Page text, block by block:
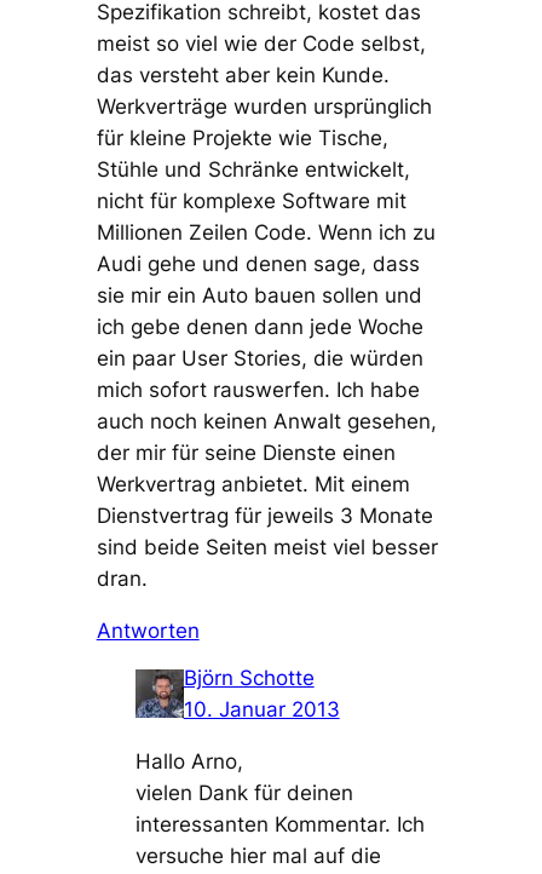
Spezifikation schreibt, kostet das
meist so viel wie der Code selbst,
das versteht aber kein Kunde.
Werkverträge wurden ursprünglich
für kleine Projekte wie Tische,
Stühle und Schränke entwickelt,
nicht für komplexe Software mit
Millionen Zeilen Code. Wenn ich zu
Audi gehe und denen sage, dass
sie mir ein Auto bauen sollen und
ich gebe denen dann jede Woche
ein paar User Stories, die würden
mich sofort rauswerfen. Ich habe
auch noch keinen Anwalt gesehen,
der mir für seine Dienste einen
Werkvertrag anbietet. Mit einem
Dienstvertrag für jeweils 3 Monate
sind beide Seiten meist viel besser
dran.
Antworten
Björn Schotte
10. Januar 2013
Hallo Arno,
vielen Dank für deinen
interessanten Kommentar. Ich
versuche hier mal auf die